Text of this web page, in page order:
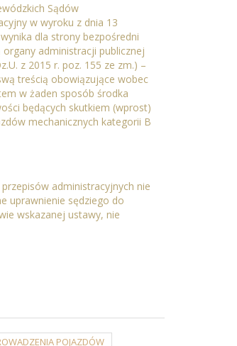
Sądów
w wyroku z dnia 13
dla strony bezpośredni
administracji publicznej
z 2015 r. poz. 155 ze zm.) –
treścią obowiązujące wobec
w żaden sposób środka
będących skutkiem (wprost)
mechanicznych kategorii B
administracyjnych nie
uprawnienie sędziego do
wskazanej ustawy, nie
POJAZDÓW